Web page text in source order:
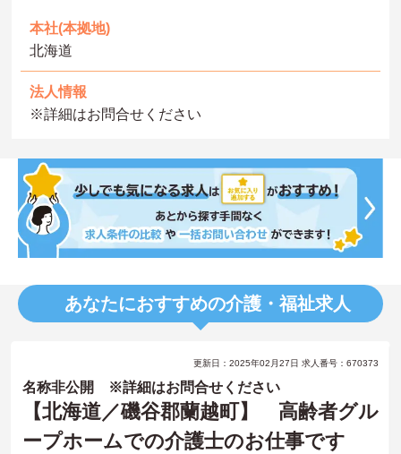
本社(本拠地)
北海道
法人情報
※詳細はお問合せください
あなたにおすすめの介護・福祉求人
更新日：2025年02月27日 求人番号：670373
名称非公開 ※詳細はお問合せください
【北海道／磯谷郡蘭越町】 高齢者グル
ープホームでの介護士のお仕事です